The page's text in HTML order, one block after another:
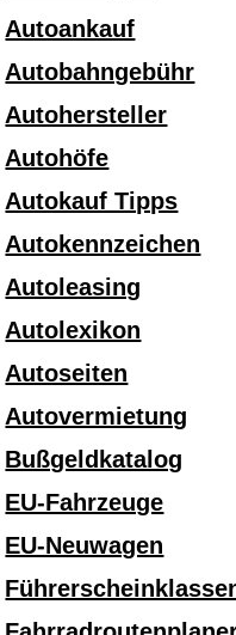
Autoankauf
Autobahngebühr
Autohersteller
Autohöfe
Autokauf Tipps
Autokennzeichen
Autoleasing
Autolexikon
Autoseiten
Autovermietung
Bußgeldkatalog
EU-Fahrzeuge
EU-Neuwagen